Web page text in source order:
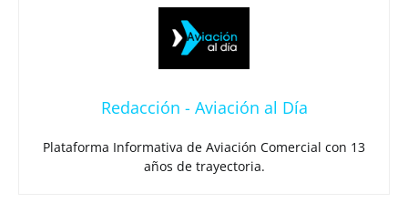
Redacción - Aviación al Día
Plataforma Informativa de Aviación Comercial con 13
años de trayectoria.